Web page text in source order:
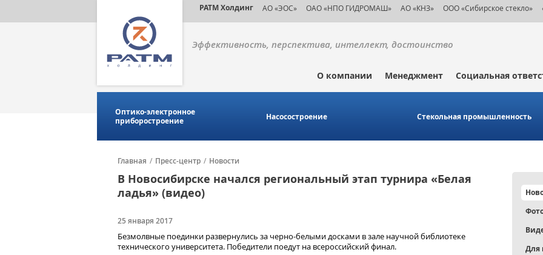
РАТМ Холдинг АО «ЭОС» ОАО «НПО ГИДРОМАШ» АО «КНЗ» ООО «Сибирское стекло»
Эффективность, перспектива, интеллект, достоинство
О компании Менеджмент Социальная
Оптико-электронное
приборостроение
Насосостроение Стекольная промышленность
Главная / Пресс-центр / Новости
В Новосибирске начался региональный этап турнира «Белая
ладья» (видео)
25 января 2017
Безмолвные поединки развернулись за черно-белыми досками в зале научной библиотеке
технического университета. Победители поедут на всероссийский финал.
Для